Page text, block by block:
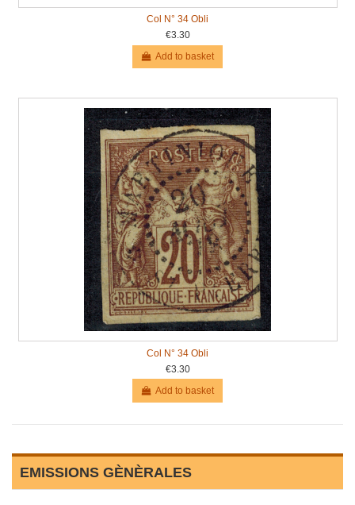
Col N° 34 Obli
€3.30
Add to basket
Col N° 34 Obli
€3.30
Add to basket
EMISSIONS GÈNÈRALES